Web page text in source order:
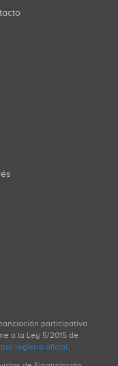
participativa
a la Ley 5/2015 de
registro oficial